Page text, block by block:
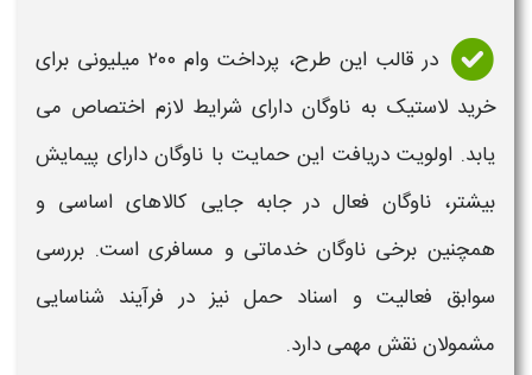
در قالب این طرح، پرداخت وام ۲۰۰ میلیونی
برای
خرید لاستیک به ناوگان دارای شرایط لازم اختصاص می
یابد. اولویت دریافت این حمایت با ناوگان دارای پیمایش
بیشتر، ناوگان فعال در جابه جایی کالاهای اساسی و
همچنین برخی ناوگان خدماتی و مسافری است. بررسی
سوابق فعالیت و اسناد حمل نیز در فرآیند شناسایی
مشمولان نقش مهمی دارد.